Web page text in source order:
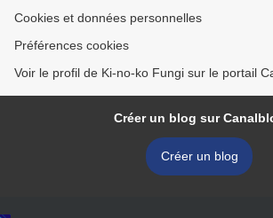
Cookies et données personnelles
Préférences cookies
Voir le profil de Ki-no-ko Fungi sur le portail
Créer un blog sur
Créer un blog